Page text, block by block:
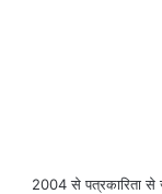
2004 से पत्रकारिता